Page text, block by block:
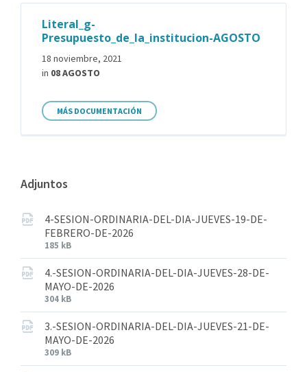
Literal_g-
Presupuesto_de_la_institucion-AGOSTO
18 noviembre, 2021
in 08 AGOSTO
MÁS DOCUMENTACIÓN
Adjuntos
4-SESION-ORDINARIA-DEL-DIA-JUEVES-19-DE-
FEBRERO-DE-2026
185 kB
4.-SESION-ORDINARIA-DEL-DIA-JUEVES-28-DE-
MAYO-DE-2026
304 kB
3.-SESION-ORDINARIA-DEL-DIA-JUEVES-21-DE-
MAYO-DE-2026
309 kB